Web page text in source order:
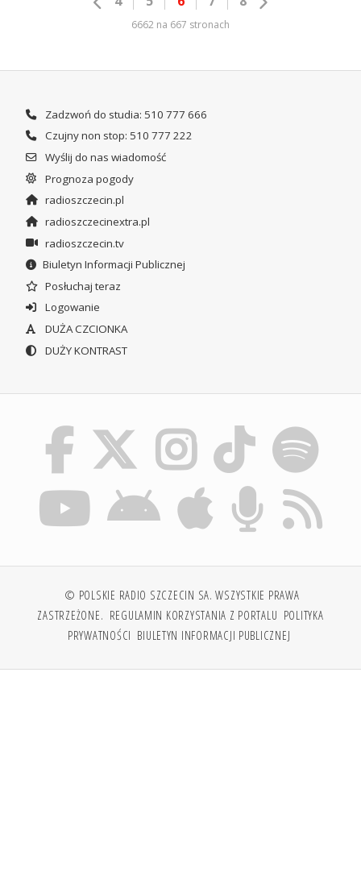
6662 na 667 stronach
Zadzwoń do studia: 510 777 666
Czujny non stop: 510 777 222
Wyślij do nas wiadomość
Prognoza pogody
radioszczecin.pl
radioszczecinextra.pl
radioszczecin.tv
Biuletyn Informacji Publicznej
Posłuchaj teraz
Logowanie
DUŻA CZCIONKA
DUŻY KONTRAST
© POLSKIE RADIO SZCZECIN SA. WSZYSTKIE PRAWA
ZASTRZEŻONE. REGULAMIN KORZYSTANIA Z PORTALU POLITYKA
PRYWATNOŚCI BIULETYN INFORMACJI PUBLICZNEJ